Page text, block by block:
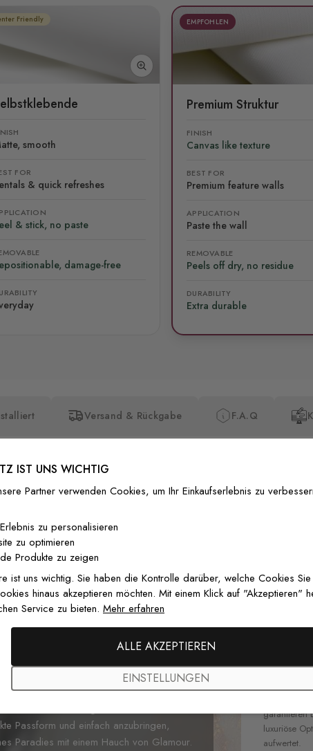
Friendly
smooth
FOR
& quick refreshes
& stick, no paste
damage-free
EMPFOHLEN
Premium Struktur
FINISH
Canvas like texture
BEST FOR
Premium feature walls
APPLICATION
Paste the wall
REMOVABLE
Peels off dry, no residue
DURABILITY
Extra durable
Versand & Rückgabe F.A.Q
mit derAquarell Tropische
von Wallmur.com. Dieses atemberaubende
akzentuiert durch elegante faux-
Gefühl, während die goldenen
Perfekt für Wohnzimmer, Schlafzimmer
eine beruhigende und doch
Passform und einfach anzubringen,
Paradies mit einem Hauch von Glamour.
Sicherheit
garantieren
luxuriöse
aufwertet.
IST UNS WICHTIG
Partner verwenden Cookies, um Ihr Einkaufserlebnis zu
zu personalisieren
zu optimieren
Produkte zu zeigen
ist uns wichtig. Sie haben die Kontrolle darüber, welche Cookies
hinaus akzeptieren möchten. Mit einem Klick auf "Akzeptieren"
Service zu bieten. Mehr erfahren
ALLE AKZEPTIEREN
EINSTELLUNGEN